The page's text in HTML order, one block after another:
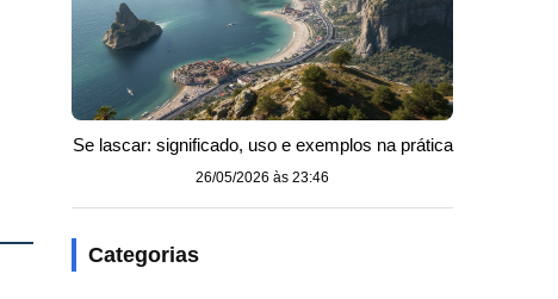
Se lascar: significado, uso e exemplos na prática
26/05/2026 às 23:46
Categorias